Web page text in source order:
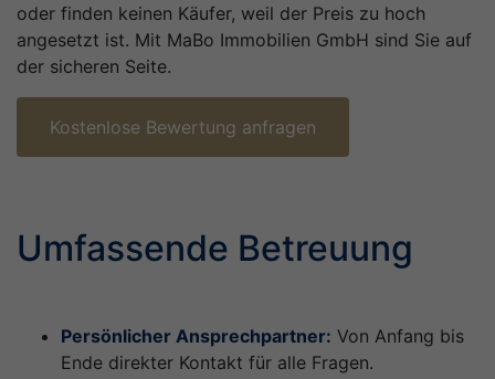
oder finden keinen Käufer, weil der Preis zu hoch
angesetzt ist. Mit MaBo Immobilien GmbH sind Sie auf
der sicheren Seite.
Kostenlose Bewertung anfragen
Umfassende Betreuung
Persönlicher Ansprechpartner: Von Anfang bis
Ende direkter Kontakt für alle Fragen.